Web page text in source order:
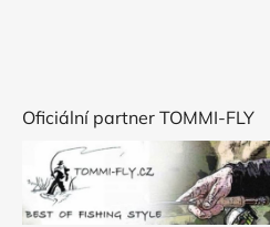
Oficiální partner TOMMI-FLY